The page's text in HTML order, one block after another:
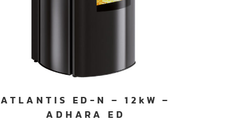
ATLANTIS ED-N – 12kW –
ADHARA ED